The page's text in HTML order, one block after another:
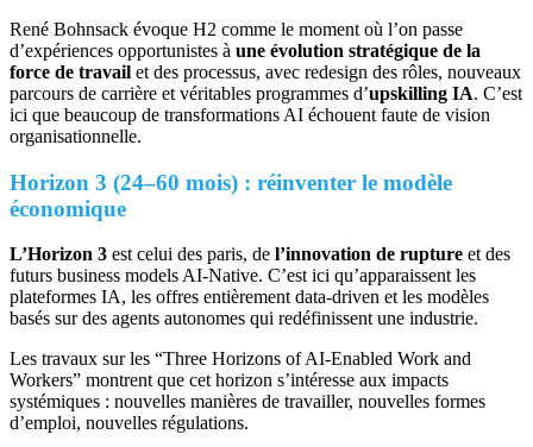
René Bohnsack évoque H2 comme le moment où l’on passe
d’expériences opportunistes à une évolution stratégique de la
force de travail et des processus, avec redesign des rôles, nouveaux
parcours de carrière et véritables programmes d’upskilling IA. C’est
ici que beaucoup de transformations AI échouent faute de vision
organisationnelle.
Horizon 3 (24–60 mois) : réinventer le modèle
économique
L’Horizon 3 est celui des paris, de l’innovation de rupture et des
futurs business models AI‑Native. C’est ici qu’apparaissent les
plateformes IA, les offres entièrement data‑driven et les modèles
basés sur des agents autonomes qui redéfinissent une industrie.
Les travaux sur les “Three Horizons of AI‑Enabled Work and
Workers” montrent que cet horizon s’intéresse aux impacts
systémiques : nouvelles manières de travailler, nouvelles formes
d’emploi, nouvelles régulations.